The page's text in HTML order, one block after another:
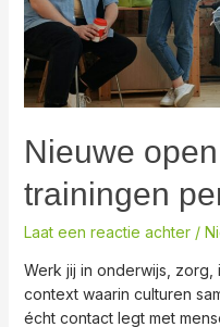
Nieuwe
trainingen
Laat een reactie achter /
Werk jij in onderwijs,
context waarin culturen
écht contact legt met